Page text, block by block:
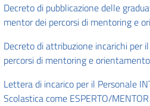
Decreto di pubblicazione delle
mentor dei percorsi di mentoring e
Decreto di attribuzione incarichi per
percorsi di mentoring e orientamento
Lettera di incarico per il Personale
Scolastica come ESPERTO/MENTOR